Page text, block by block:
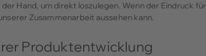
Hand, um direkt loszulegen. Wenn der Eindruck für
Zusammenarbeit aussehen kann.
Produktentwicklung